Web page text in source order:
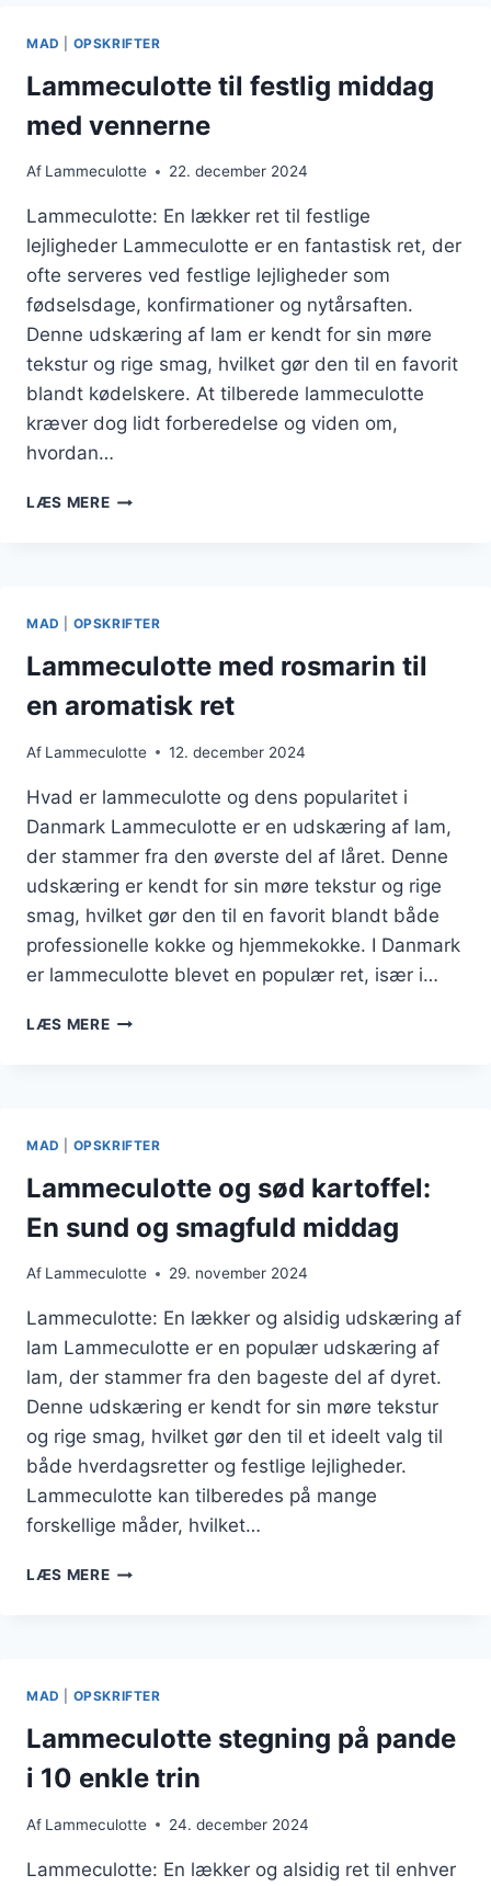
MAD OPSKRIFTER
Lammeculotte til festlig middag
med vennerne
Af Lammeculotte 22. december 2024
Lammeculotte: En lækker ret til festlige
lejligheder Lammeculotte er en fantastisk ret, der
ofte serveres ved festlige lejligheder som
fødselsdage, konfirmationer og nytårsaften.
Denne udskæring af lam er kendt for sin møre
tekstur og rige smag, hvilket gør den til en favorit
blandt kødelskere. At tilberede lammeculotte
kræver dog lidt forberedelse og viden om,
hvordan…
LÆS MERELAMMECULOTTE
MAD OPSKRIFTER
Lammeculotte med rosmarin til
en aromatisk ret
Af Lammeculotte 12. december 2024
Hvad er lammeculotte og dens popularitet i
Danmark Lammeculotte er en udskæring af lam,
der stammer fra den øverste del af låret. Denne
udskæring er kendt for sin møre tekstur og rige
smag, hvilket gør den til en favorit blandt både
professionelle kokke og hjemmekokke. I Danmark
er lammeculotte blevet en populær ret, især i…
LÆS MERELAMMECULOTTE
MAD OPSKRIFTER
Lammeculotte og sød kartoffel:
En sund og smagfuld middag
Af Lammeculotte 29. november 2024
Lammeculotte: En lækker og alsidig udskæring af
lam Lammeculotte er en populær udskæring af
lam, der stammer fra den bageste del af dyret.
Denne udskæring er kendt for sin møre tekstur
og rige smag, hvilket gør den til et ideelt valg til
både hverdagsretter og festlige lejligheder.
Lammeculotte kan tilberedes på mange
forskellige måder, hvilket…
LÆS MERELAMMECULOTTE
SMAGFULD
MIDDAG
MAD OPSKRIFTER
Lammeculotte stegning på pande
i 10 enkle trin
Af Lammeculotte 24. december 2024
Lammeculotte: En lækker og alsidig ret til enhver